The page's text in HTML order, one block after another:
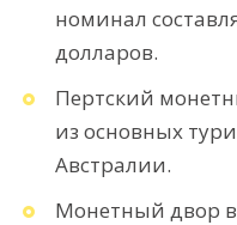
номинал
долларов.
Пертский
из основных
Австралии.
Монетный двор